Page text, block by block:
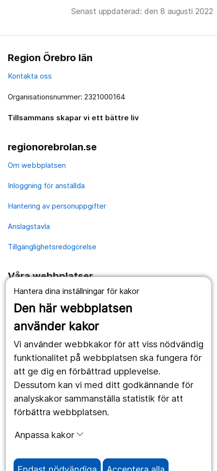
Hantera dina inställningar för kakor
Den här webbplatsen
använder kakor
Vi använder webbkakor för att viss nödvändig
funktionalitet på webbplatsen ska fungera för
att ge dig en förbättrad upplevelse.
Dessutom kan vi med ditt godkännande för
analyskakor sammanställa statistik för att
förbättra webbplatsen.
Anpassa kakor
Senast uppdaterad: den 8 augusti 2022
Region Örebro län
Kontakta oss
Organisationsnummer: 2321000164
Tillsammans skapar vi ett bättre liv
regionorebrolan.se
Om webbplatsen
Inloggning för anställda
Hantering av personuppgifter
Anslagstavla
Tillgänglighetsredogörelse
Våra webbplatser
1177.se
Länstrafiken
Utveckling
Följ oss
Facebook